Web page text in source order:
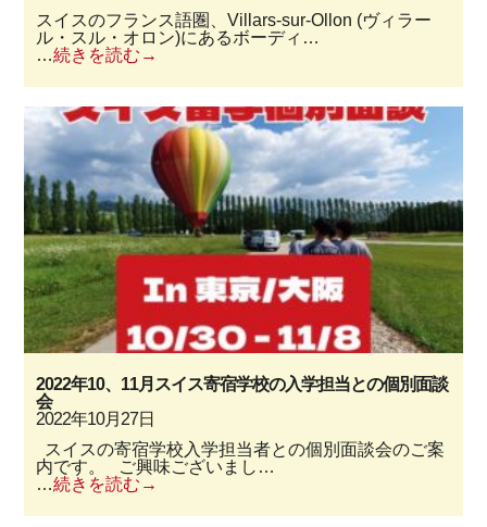
スイスのフランス語圏、Villars-sur-Ollon (ヴィラー
ル・スル・オロン)にあるボーディ…
…続きを読む
2022年10、11月スイス寄宿学校の入学担当との個別面談
会
2022年10月27日
スイスの寄宿学校入学担当者との個別面談会のご案
内です。 ご興味ございまし…
…続きを読む